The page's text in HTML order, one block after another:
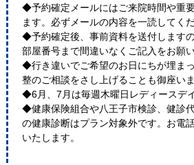
◆予約確定メールにはご来院時間や重
ます。必ずメールの内容を一読してくだ
◆予約確定後、事前資料を送付します
部屋番号まで間違いなくご記入をお願
◆行き違いでご希望のお日にちが埋ま
整のご相談をさし上げることも御座いま
◆6月、7月は毎週木曜日レディースデ
◆健康保険組合や八王子市検診、健診
の健康診断はプラン対象外です。お電
いたします。